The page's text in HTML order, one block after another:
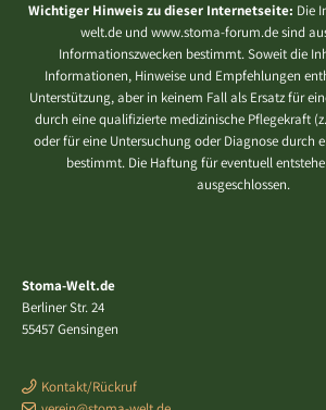
Wichtiger Hinweis zu dieser Internetseite: Die
welt.de und www.stoma-forum.de sind
Informationszwecken bestimmt. Soweit die
Informationen, Hinweise und Empfehlungen
Unterstützung, aber in keinem Fall als Ersatz für
durch eine qualifizierte medizinische Pflegekraft
oder für eine Untersuchung oder Diagnose durch
bestimmt. Die Haftung für eventuell
ausgeschlossen.
Stoma-Welt.de
Berliner Str. 24
55457 Gensingen
Kontakt/Rückruf